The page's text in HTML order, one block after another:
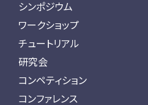
シンポジウム
ワークショップ
チュートリアル
研究会
コンペティション
コンファレンス